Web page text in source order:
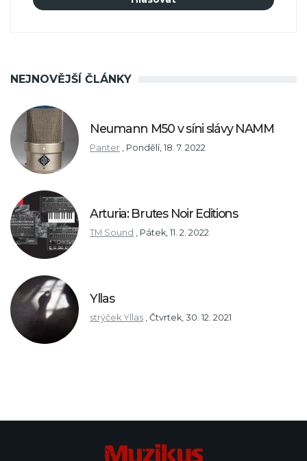
NEJNOVĚJŠÍ ČLÁNKY
Neumann M50 v síni slávy NAMM
Panter Pondělí, 18. 7. 2022
Arturia: Brutes Noir Editions
TM Sound Pátek, 11. 2. 2022
Yllas
strýček Yllas Čtvrtek, 30. 12. 2021